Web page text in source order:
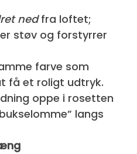
nedfra loftet;
støv og forstyrrer
farve som
få et roligt udtryk.
oppe i rosetten
langs